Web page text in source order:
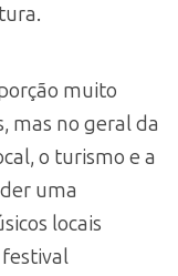
muito
mas no geral da
o turismo e a
uma
locais